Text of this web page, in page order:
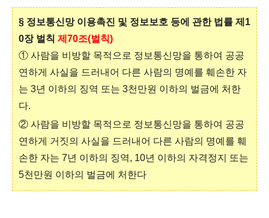
§ 정보통신망 이용촉진 및 정보보호 등에 관한 법률 제1
0장 벌칙 제 70조(벌칙)
① 사람을 비방할 목적으로 정보통신망을 통하여 공공
연하게 사실을 드러내어 다른 사람의 명예를 훼손한 자
는 3년 이하의 징역 또는 3천만원 이하의 벌금에 처한
다.
② 사람을 비방할 목적으로 정보통신망을 통하여 공공
연하게 거짓의 사실을 드러내어 다른 사람의 명예를 훼
손한 자는 7년 이하의 징역, 10년 이하의 자격정지 또는
5천만원 이하의 벌금에 처한다